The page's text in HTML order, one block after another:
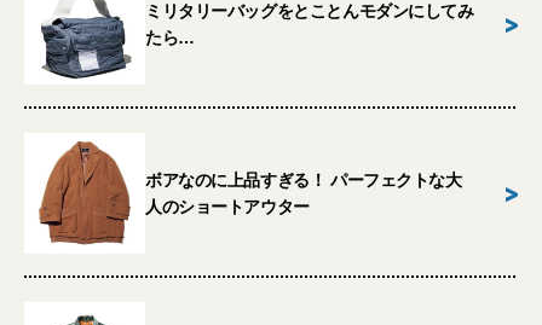
ミリタリーバッグをとことんモダンにしてみ
たら…
>
ボアなのに上品すぎる！ パーフェクトな大
人のショートアウター
>